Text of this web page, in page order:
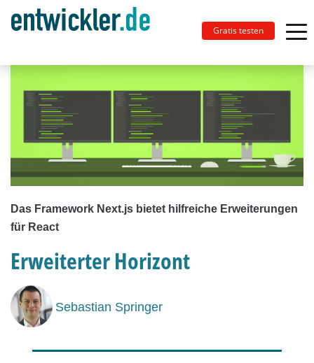
Gratis testen
Das Framework Next.js bietet hilfreiche Erweiterungen
für React
Erweiterter Horizont
Sebastian Springer